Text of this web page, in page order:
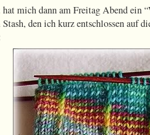
hat mich dann am Freitag Abend
den ich kurz entschlossen auf